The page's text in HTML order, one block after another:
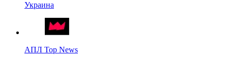
Украина
АПЛ Top News